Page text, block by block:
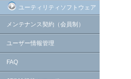
ユーティリティソフトウェア
メンテナンス契約（会員制）
ユーザー情報管理
FAQ